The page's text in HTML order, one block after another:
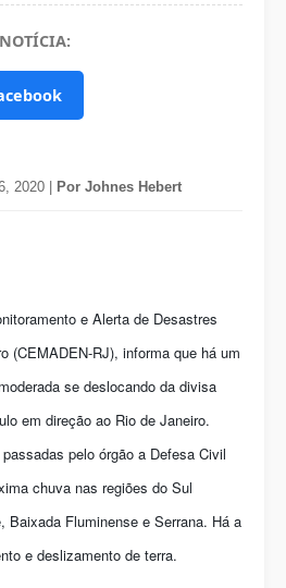
2020 | Por Johnes Hebert
e Alerta de Desastres
(CEMADEN-RJ), informa que há um
se deslocando da divisa
em direção ao Rio de Janeiro.
pelo órgão a Defesa Civil
chuva nas regiões do Sul
Baixada Fluminense e Serrana. Há a
e deslizamento de terra.